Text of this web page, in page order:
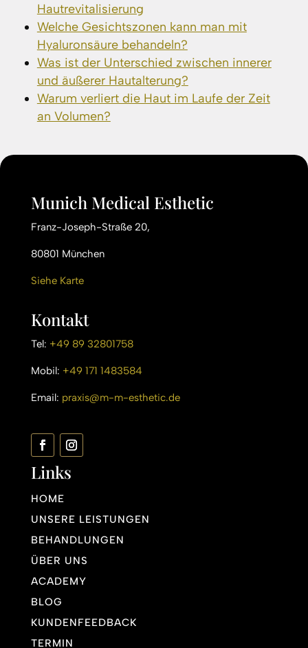
Hautrevitalisierung
Welche Gesichtszonen kann man mit
Hyaluronsäure behandeln?
Was ist der Unterschied zwischen innerer
und äußerer Hautalterung?
Warum verliert die Haut im Laufe der Zeit
an Volumen?
Munich Medical Esthetic
Franz-Joseph-Straße 20,
80801 München
Siehe Karte
Kontakt
Tel: +49 89 32801758
Mobil: +49 171 1483584
Email: praxis@m-m-esthetic.de
Links
HOME
UNSERE LEISTUNGEN
BEHANDLUNGEN
ÜBER UNS
ACADEMY
BLOG
KUNDENFEEDBACK
TERMIN